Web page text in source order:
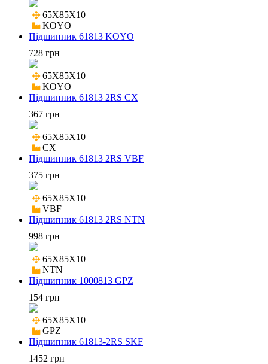
65X85X10
KOYO
Підшипник 61813 KOYO
728 грн
65X85X10
KOYO
Підшипник 61813 2RS CX
367 грн
65X85X10
CX
Підшипник 61813 2RS VBF
375 грн
65X85X10
VBF
Підшипник 61813 2RS NTN
998 грн
65X85X10
NTN
Підшипник 1000813 GPZ
154 грн
65X85X10
GPZ
Підшипник 61813-2RS SKF
1452 грн